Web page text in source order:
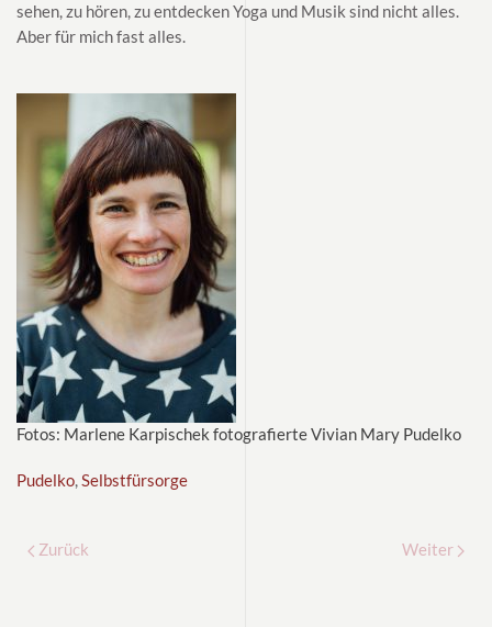
sehen, zu hören, zu entdecken Yoga und Musik sind nicht alles.
Aber für mich fast alles.
Fotos: Marlene Karpischek fotografierte Vivian Mary Pudelko
Pudelko,Selbstfürsorge
Zurück Weiter